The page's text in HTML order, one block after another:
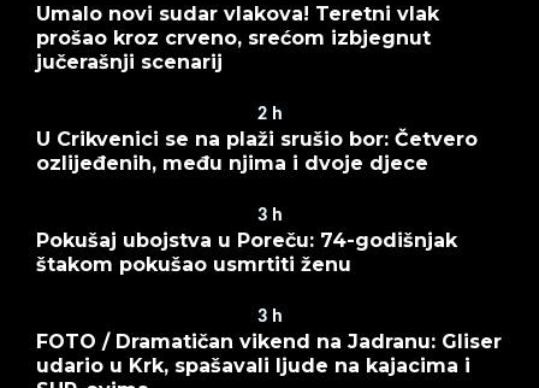
Umalo novi sudar vlakova! Teretni vlak
prošao kroz crveno, srećom izbjegnut
jučerašnji scenarij
2 h
U Crikvenici se na plaži srušio bor: Četvero
ozlijeđenih, među njima i dvoje djece
3 h
Pokušaj ubojstva u Poreču: 74-godišnjak
štakom pokušao usmrtiti ženu
3 h
FOTO / Dramatičan vikend na Jadranu: Gliser
udario u Krk, spašavali ljude na kajacima i